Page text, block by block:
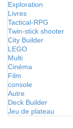
Exploration
Livres
Tactical-RPG
Twin-stick shooter
City Builder
LEGO
Multi
Cinéma
Film
console
Autre
Deck Builder
Jeu de plateau